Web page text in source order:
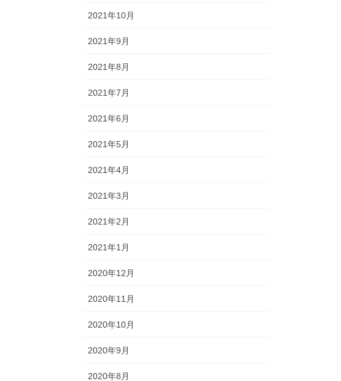
2021年10月
2021年9月
2021年8月
2021年7月
2021年6月
2021年5月
2021年4月
2021年3月
2021年2月
2021年1月
2020年12月
2020年11月
2020年10月
2020年9月
2020年8月